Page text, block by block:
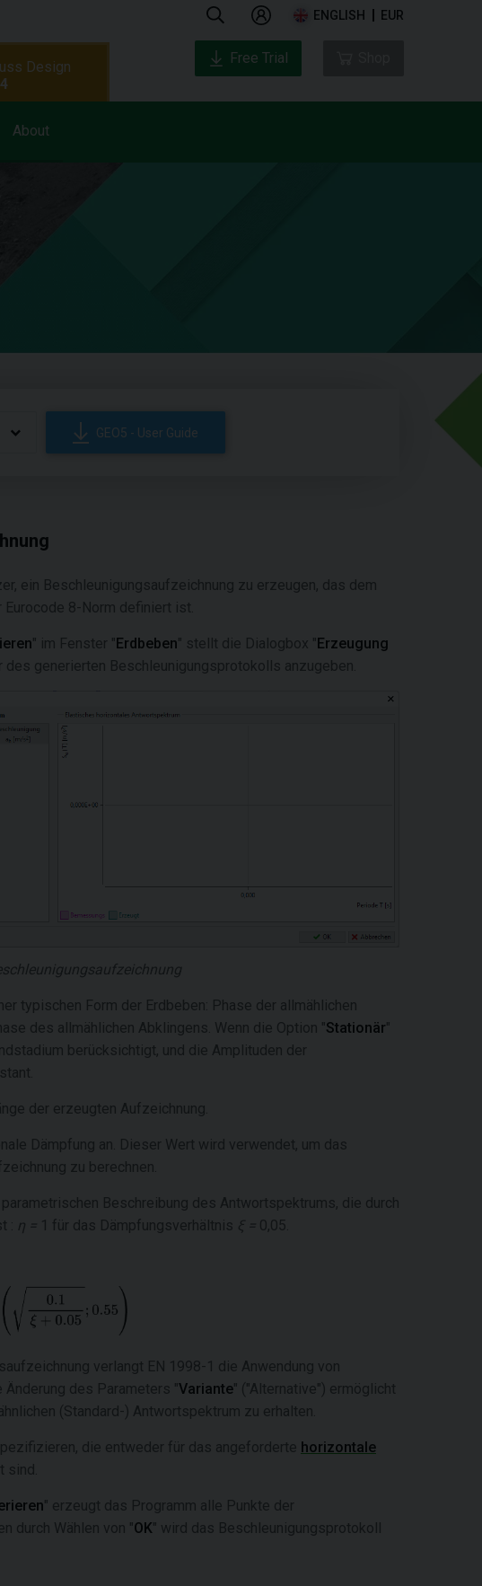
ENGLISH EUR
About
Design
Free Trial
GEO5 - User Guide
ein Beschleunigungsaufzeichnung zu erzeugen, das dem
8-Norm definiert ist.
" im Fenster "Erdbeben" stellt die Dialogbox "Erzeugung
des generierten Beschleunigungsprotokolls anzugeben.
typischen Form der Erdbeben: Phase der allmählichen
des allmählichen Abklingens. Wenn die Option "Stationär"
berücksichtigt, und die Amplituden der
der erzeugten Aufzeichnung.
Dämpfung an. Dieser Wert wird verwendet, um das
zu berechnen.
Beschreibung des Antwortspektrums, die durch
:
η = 1 für das Dämpfungsverhältnis ξ = 0,05.
verlangt EN 1998-1 die Anwendung von
des Parameters "Variante" ("Alternative") ermöglicht
(Standard-) Antwortspektrum zu erhalten.
die entweder für das angeforderte horizontale
sind.
" erzeugt das Programm alle Punkte der
durch Wählen von "OK" wird das Beschleunigungsprotokoll